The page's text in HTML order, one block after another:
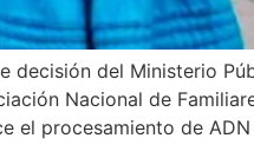
decisión del Ministerio
Nacional de
el procesamiento de